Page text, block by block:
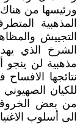
ورئيسها من
المذهبية
التجييش
الشرخ الذي
مذهبية لن ينجو
نتائجها
للكيان
من بعض
الى أسلوب